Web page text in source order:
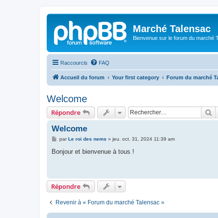
Marché Talensac
Bienvenue sur le forum du marché
Raccourcis FAQ
Accueil du forum Your first category Forum du marché
Welcome
Répondre
Welcome
M
s
parLe roi des nems » jeu. oct. 31, 2024 11:39 am
Bonjour et bienvenue à tous !
Répondre
Revenir à « Forum du marché Talensac »